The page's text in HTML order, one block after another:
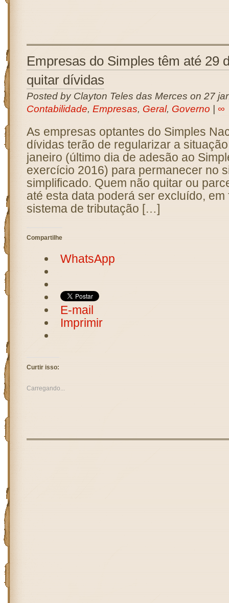
Empresas do Simples têm até 29
quitar dívidas
Posted by Clayton Teles das Merces on 27
Contabilidade, Empresas, Geral, Governo ∞
As empresas optantes do Simples
dívidas terão de regularizar a
janeiro (último dia de adesão ao
exercício 2016) para permanecer no
simplificado. Quem não quitar ou
até esta data poderá ser excluído, em
sistema de tributação […]
Compartilhe
WhatsApp
E-mail
Imprimir
Curtir isso:
Carregando...